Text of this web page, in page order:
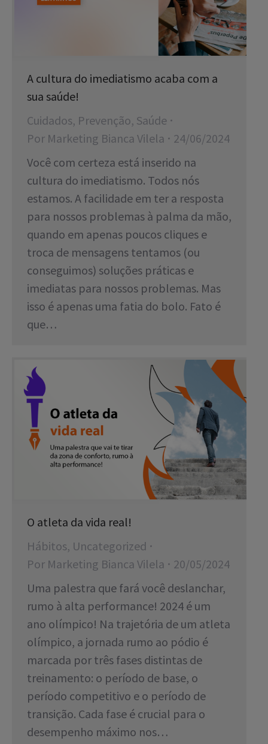
A cultura do imediatismo acaba com a
sua saúde!
Cuidados, Prevenção, Saúde
Por Marketing Bianca Vilela
24/06/2024
Você com certeza está inserido na
cultura do imediatismo. Todos nós
estamos. A facilidade em ter a resposta
para nossos problemas à palma da mão,
quando em apenas poucos cliques e
troca de mensagens tentamos (ou
conseguimos) soluções práticas e
imediatas para nossos problemas. Mas
isso é apenas uma fatia do bolo. Fato é
que…
O atleta da vida real!
Hábitos, Uncategorized
Por Marketing Bianca Vilela
20/05/2024
Uma palestra que fará você deslanchar,
rumo à alta performance! 2024 é um
ano olímpico! Na trajetória de um atleta
olímpico, a jornada rumo ao pódio é
marcada por três fases distintas de
treinamento: o período de base, o
período competitivo e o período de
transição. Cada fase é crucial para o
desempenho máximo nos…